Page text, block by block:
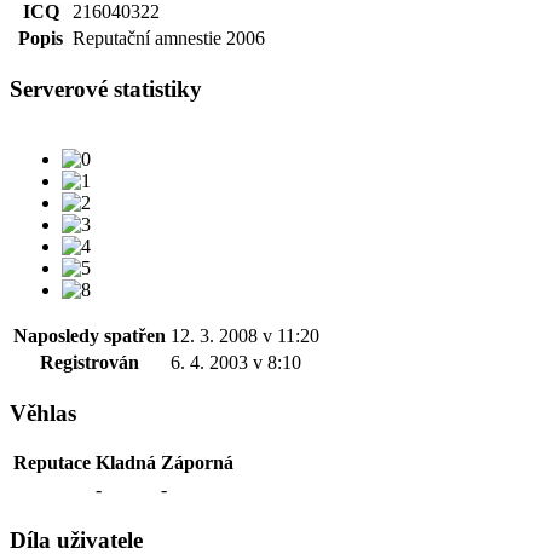
ICQ
216040322
Popis Reputační amnestie 2006
Serverové statistiky
Naposledy spatřen 12. 3. 2008 v 11:20
Registrován
6. 4. 2003 v 8:10
Věhlas
Reputace Kladná Záporná
-
-
Díla uživatele